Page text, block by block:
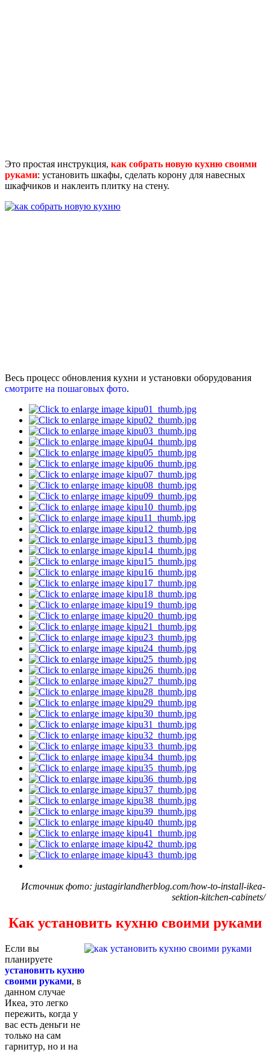
Это простая инструкция, как собрать новую кухню своими
руками: установить шкафы, сделать корону для навесных
шкафчиков и наклеить плитку на стену.
Весь процесс обновления кухни и установки оборудования
смотрите на пошаговых фото.
Источник фото: justagirlandherblog.com/how-to-install-ikea-
sektion-kitchen-cabinets/
Как установить кухню своими руками
Если вы
планируете
установить кухню
своими руками, в
данном случае
Икеа, это легко
пережить, когда у
вас есть деньги не
только на сам
гарнитур, но и на